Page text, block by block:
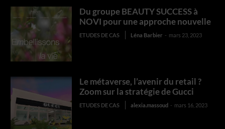
Du groupe BEAUTY SUCCESS à
NOVI pour une approche nouvelle
ETUDES DE CAS Léna Barbier - mars 23, 2023
Le métaverse, l’avenir du retail ?
Zoom sur la stratégie de Gucci
ETUDES DE CAS alexia.massoud - mars 16, 2023